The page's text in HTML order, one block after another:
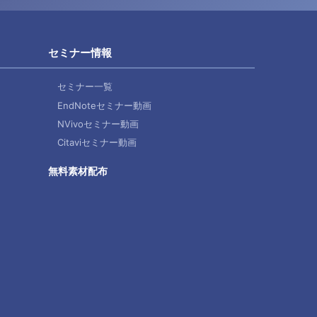
セミナー情報
セミナー一覧
EndNoteセミナー動画
NVivoセミナー動画
Citaviセミナー動画
無料素材配布